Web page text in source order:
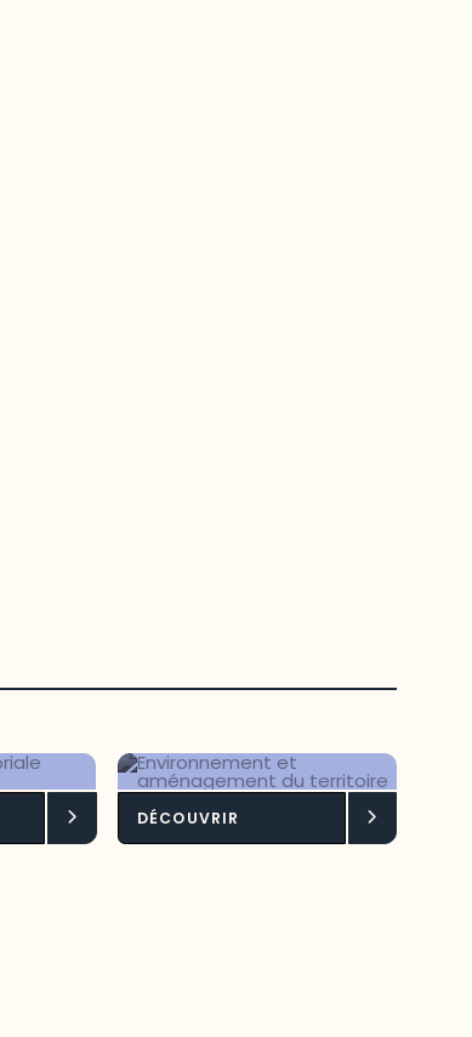
Environnement et
aménagement du
DÉCOUVRIR